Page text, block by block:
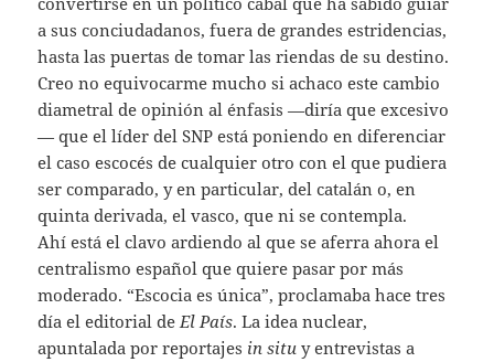
a sus conciudadanos, fuera de grandes estridencias,
hasta las puertas de tomar las riendas de su destino.
Creo no equivocarme mucho si achaco este cambio
diametral de opinión al énfasis —diría que excesivo
— que el líder del SNP está poniendo en diferenciar
el caso escocés de cualquier otro con el que pudiera
ser comparado, y en particular, del catalán o, en
quinta derivada, el vasco, que ni se contempla.
Ahí está el clavo ardiendo al que se aferra ahora el
centralismo español que quiere pasar por más
moderado. “Escocia es única”, proclamaba hace tres
día el editorial deEl País. La idea nuclear,
apuntalada por reportajes in situ y entrevistas a